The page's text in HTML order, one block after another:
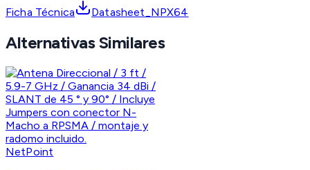
Ficha Técnica Datasheet_NPX64
Alternativas Similares
NetPoint